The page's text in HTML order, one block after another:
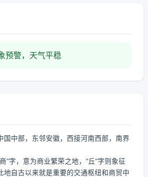
预警，天气平稳
国中部，东邻安徽，西接河南西部，南界
”字，意为商业繁荣之地，“丘”字则象征
地自古以来就是重要的交通枢纽和商贸中